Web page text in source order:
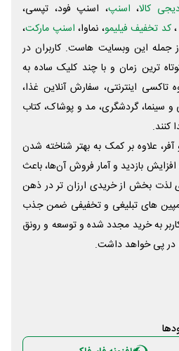
کالا، اسنپ، اسنپ فود، تپسی،
کد تخفیف فیلیمو، نماوا، اسنپ مارکت،
جمله این وبسایت ‌هاست. کاربران در
ترین زمان و با چند کلیک ساده به
اینترنتی، سفارش آنلاین غذا،
و سینما، گردشگری، مد و پوشاک، کتاب
کنند.
علاوه بر کمک به بهتر شناخته شدن
بازدید و آمار فروش آن‌ها، باعث
لذت بخش از خریدی ارزان تر در ذهن
های تبلیغی و تخفیفی ضمن جذب
به خرید مجدد شده و توسعه و رونق
در پی خواهد داشت.